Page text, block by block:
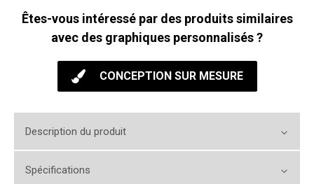
Êtes-vous intéressé par des produits similaires
avec des graphiques personnalisés ?
CONCEPTION SUR MESURE
Description du produit
Spécifications